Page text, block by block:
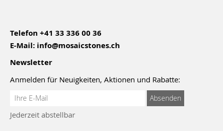
Telefon +41 33 336 00 36
E-Mail: info@mosaicstones.ch
Newsletter
Anmelden für Neuigkeiten, Aktionen und Rabatte:
Anmeldung
Newsletter:
Absenden
Jederzeit abstellbar